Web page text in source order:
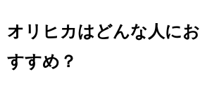
オリヒカはどんな人にお
すすめ？